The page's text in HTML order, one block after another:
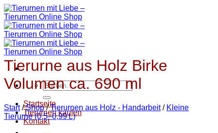
Zum
Inhalt
springen
Suchen
nach:
Startseite
Tierurnen kaufen
Kontakt
Tierurne aus Holz Birke
Volumen ca. 690 ml
Start / Shop / Tierurnen aus Holz - Handarbeit / Kleine
Tierurne (0,5–0,99 L)